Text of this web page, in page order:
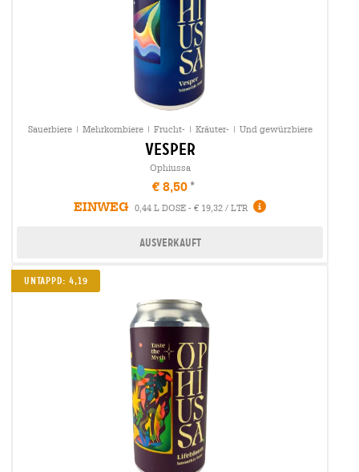
Sauerbiere | Mehrkornbiere | Frucht- | Kräuter- | Und gewürzbiere
vesper
Ophiussa
€ 8,50
EINWEG
0,44 L DOSE - € 19,32 / LTR
Ausverkauft
Untappd: 4,19